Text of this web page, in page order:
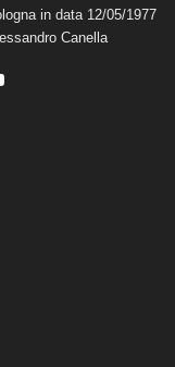
in data 12/05/1977
Canella